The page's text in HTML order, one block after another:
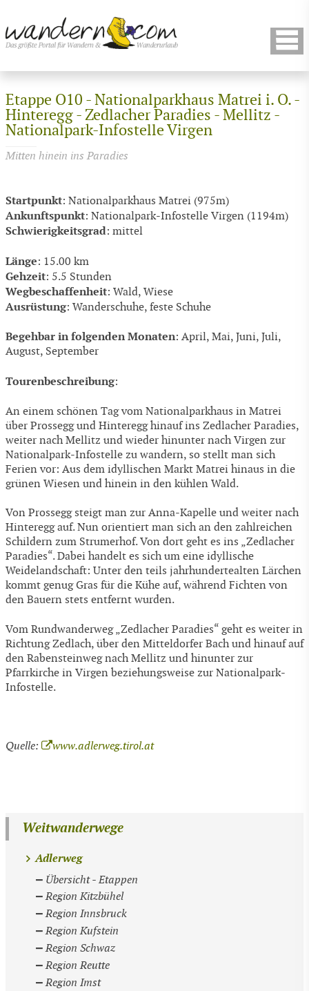
Etappe O10 - Nationalparkhaus Matrei i. O. -
Hinteregg - Zedlacher Paradies - Mellitz -
Nationalpark-Infostelle Virgen
Mitten hinein ins Paradies
Startpunkt: Nationalparkhaus Matrei (975m)
Ankunftspunkt: Nationalpark-Infostelle Virgen (1194m)
Schwierigkeitsgrad: mittel
Länge: 15.00 km
Gehzeit: 5.5 Stunden
Wegbeschaffenheit: Wald, Wiese
Ausrüstung: Wanderschuhe, feste Schuhe
Begehbar in folgenden Monaten: April, Mai, Juni, Juli,
August, September
Tourenbeschreibung:
An einem schönen Tag vom Nationalparkhaus in Matrei
über Prossegg und Hinteregg hinauf ins Zedlacher Paradies,
weiter nach Mellitz und wieder hinunter nach Virgen zur
Nationalpark-Infostelle zu wandern, so stellt man sich
Ferien vor: Aus dem idyllischen Markt Matrei hinaus in die
grünen Wiesen und hinein in den kühlen Wald.
Von Prossegg steigt man zur Anna-Kapelle und weiter nach
Hinteregg auf. Nun orientiert man sich an den zahlreichen
Schildern zum Strumerhof. Von dort geht es ins „Zedlacher
Paradies“. Dabei handelt es sich um eine idyllische
Weidelandschaft: Unter den teils jahrhundertealten Lärchen
kommt genug Gras für die Kühe auf, während Fichten von
den Bauern stets entfernt wurden.
Vom Rundwanderweg „Zedlacher Paradies“ geht es weiter in
Richtung Zedlach, über den Mitteldorfer Bach und hinauf auf
den Rabensteinweg nach Mellitz und hinunter zur
Pfarrkirche in Virgen beziehungsweise zur Nationalpark-
Infostelle.
Quelle: www.adlerweg.tirol.at
Weitwanderwege
Adlerweg
Übersicht - Etappen
Region Kitzbühel
Region Innsbruck
Region Kufstein
Region Schwaz
Region Reutte
Region Imst